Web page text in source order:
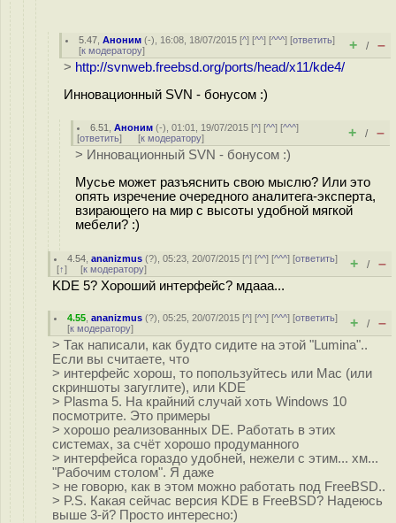
5.47 ,Аноним (-), 16:08, 18/07/2015 [^] [^^] [^^^] [ответить]
[к модератору] + / –
> http://svnweb.freebsd.org/ports/head/x11/kde4/
Инновационный SVN - бонусом :)
6.51 ,Аноним (-), 01:01, 19/07/2015 [^] [^^] [^^^]
[ответить] [к модератору] + / –
> Инновационный SVN - бонусом :)
Мусье может разъяснить свою мыслю? Или это
опять изречение очередного аналитега-эксперта,
взирающего на мир с высоты удобной мягкой
мебели? :)
4.54 ,ananizmus (?), 05:23, 20/07/2015 [^] [^^] [^^^] [ответить]
[↑] [к модератору] + / –
KDE 5? Хороший интерфейс? мдааа...
4.55 ,ananizmus (?), 05:25, 20/07/2015 [^] [^^] [^^^] [ответить]
[к модератору] + / –
> Так написали, как будто сидите на этой "Lumina"..
Если вы считаете, что
> интерфейс хорош, то попользуйтесь или Mac (или
скриншоты загуглите), или KDE
> Plasma 5. На крайний случай хоть Windows 10
посмотрите. Это примеры
> хорошо реализованных DE. Работать в этих
системах, за счёт хорошо продуманного
> интерфейса гораздо удобней, нежели с этим... хм...
"Рабочим столом". Я даже
> не говорю, как в этом можно работать под FreeBSD..
> P.S. Какая сейчас версия KDE в FreeBSD? Надеюсь
выше 3-й? Просто интересно:)